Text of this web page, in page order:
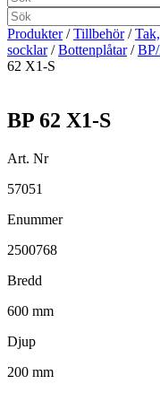
Produkter/Tillbehör/
socklar/Bottenplåtar/
62 X1-S
BP 62 X1-S
Art. Nr
57051
Enummer
2500768
Bredd
600 mm
Djup
200 mm